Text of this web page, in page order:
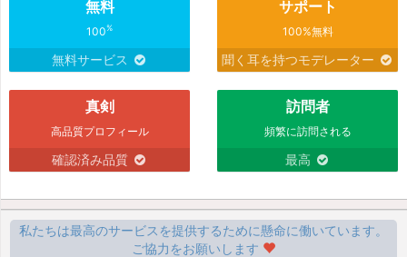
無料
100%
無料サービス
サポート
100%無料
聞く耳を持つモデレーター
真剣
高品質プロフィール
確認済み品質
訪問者
頻繁に訪問される
最高
私たちは最高のサービスを提供するために懸命に働いています。
ご協力をお願いします